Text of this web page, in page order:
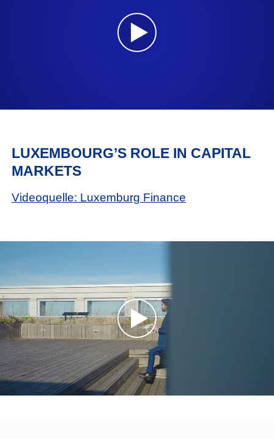
LUXEMBOURG’S ROLE IN CAPITAL
MARKETS
Videoquelle: Luxemburg Finance